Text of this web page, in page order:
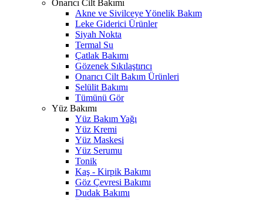
Onarıcı Cilt Bakımı
Akne ve Sivilceye Yönelik Bakım
Leke Giderici Ürünler
Siyah Nokta
Termal Su
Çatlak Bakımı
Gözenek Sıkılaştırıcı
Onarıcı Cilt Bakım Ürünleri
Selülit Bakımı
Tümünü Gör
Yüz Bakımı
Yüz Bakım Yağı
Yüz Kremi
Yüz Maskesi
Yüz Serumu
Tonik
Kaş - Kirpik Bakımı
Göz Çevresi Bakımı
Dudak Bakımı